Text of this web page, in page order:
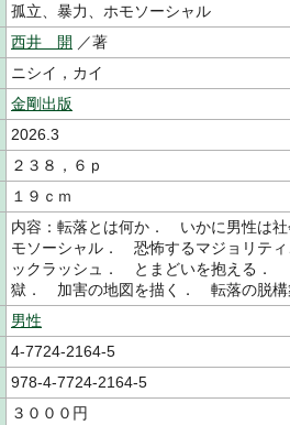
孤立、暴力、ホモソーシャル
西井 開 ／著
ニシイ，カイ
金剛出版
2026.3
２３８，６ｐ
１９ｃｍ
内容：転落とは何か． いかに男性は
モソーシャル． 恐怖するマジョリテ
ックラッシュ． とまどいを抱える．
獄． 加害の地図を描く． 転落の脱構
男性
4-7724-2164-5
978-4-7724-2164-5
３０００円